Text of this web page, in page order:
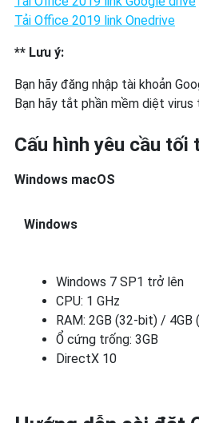
Tải Office 2019 link Onedrive
** Lưu ý:
Bạn hãy đăng nhập tài khoản
Bạn hãy tắt phần mềm diệt
Cấu hình yêu cầu tối
Windows macOS
Windows
Windows 7 SP1 trở lên
CPU: 1 GHz
RAM: 2GB (32-bit) / 4GB
Ổ cứng trống: 3GB
DirectX 10